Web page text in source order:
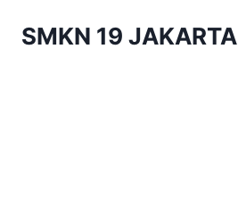
SMKN 19 JAKARTA